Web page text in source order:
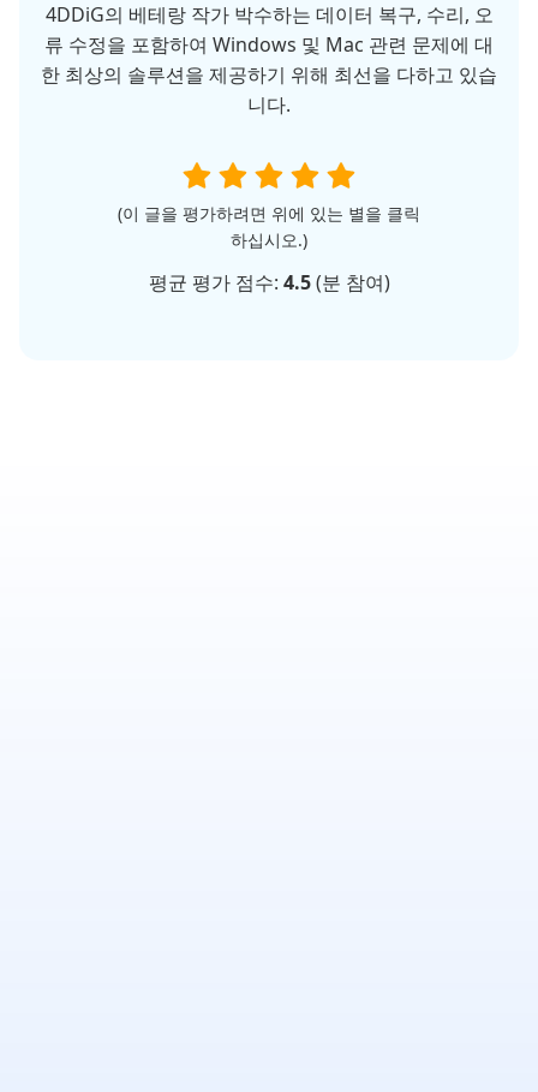
4DDiG의 베테랑 작가 박수하는 데이터 복구, 수리, 오
류 수정을 포함하여 Windows 및 Mac 관련 문제에 대
한 최상의 솔루션을 제공하기 위해 최선을 다하고 있습
니다.
(이 글을 평가하려면 위에 있는 별을 클릭
하십시오.)
평균 평가 점수: 4.5(분 참여)